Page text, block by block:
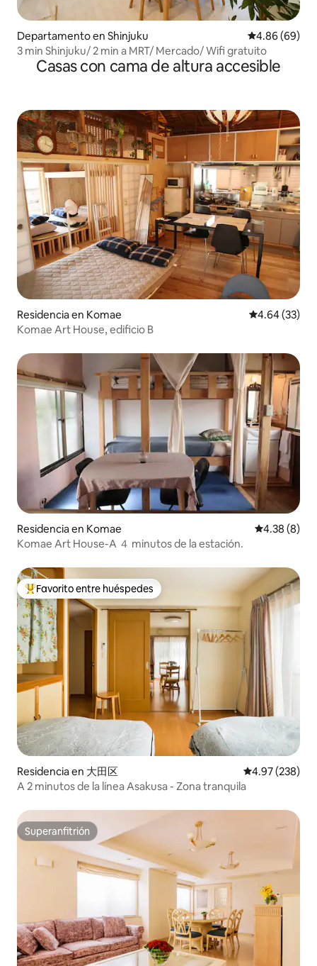
Departamento en Shinjuku Calificación
4.86 (69)
3 min Shinjuku/ 2 min a MRT/ Mercado/ Wifi gratuito
Casas con cama de altura accesible
Residencia en Komae Calificación
4.64 (33)
Komae Art House, edificio B
Residencia en Komae Calificación
4.38 (8)
Komae Art House-A ４ minutos de la estación.
De los mejores en Favorito entre huéspedes
Favorito entre huéspedes
Residencia en 大田区 Calificación
4.97 (238)
A 2 minutos de la línea Asakusa - Zona tranquila
Superanfitrión
Superanfitrión